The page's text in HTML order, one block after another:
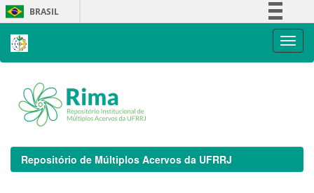
Skip
navigation
BRASIL
Repositório de Múltiplos Acervos da UFRRJ